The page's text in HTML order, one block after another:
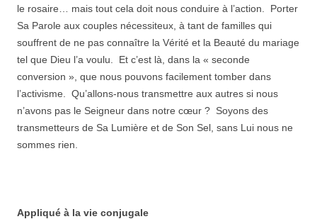
le rosaire… mais tout cela doit nous conduire à l’action. Porter
Sa Parole aux couples nécessiteux, à tant de familles qui
souffrent de ne pas connaître la Vérité et la Beauté du mariage
tel que Dieu l’a voulu. Et c’est là, dans la « seconde
conversion », que nous pouvons facilement tomber dans
l’activisme. Qu’allons-nous transmettre aux autres si nous
n’avons pas le Seigneur dans notre cœur ? Soyons des
transmetteurs de Sa Lumière et de Son Sel, sans Lui nous ne
sommes rien.
Appliqué à la vie conjugale